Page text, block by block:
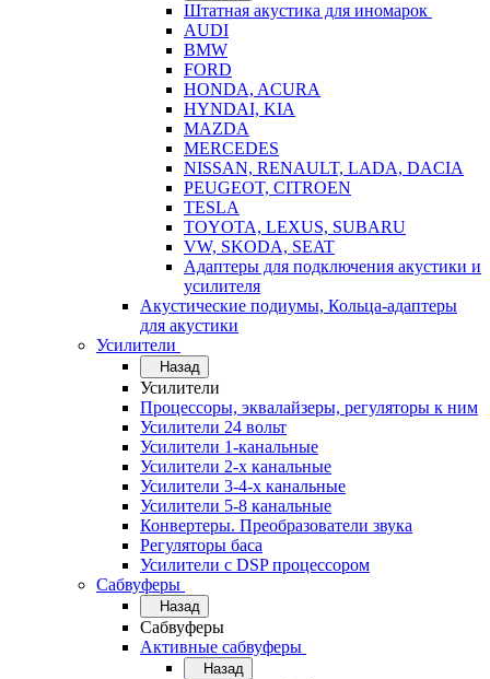
Штатная акустика для иномарок
AUDI
BMW
FORD
HONDA, ACURA
HYNDAI, KIA
MAZDA
MERCEDES
NISSAN, RENAULT, LADA, DACIA
PEUGEOT, CITROEN
TESLA
TOYOTA, LEXUS, SUBARU
VW, SKODA, SEAT
Адаптеры для подключения акустики и
усилителя
Акустические подиумы, Кольца-адаптеры
для акустики
Усилители
Назад
Усилители
Процессоры, эквалайзеры, регуляторы к ним
Усилители 24 вольт
Усилители 1-канальные
Усилители 2-х канальные
Усилители 3-4-х канальные
Усилители 5-8 канальные
Конвертеры. Преобразователи звука
Регуляторы баса
Усилители с DSP процессором
Сабвуферы
Назад
Сабвуферы
Активные сабвуферы
Назад